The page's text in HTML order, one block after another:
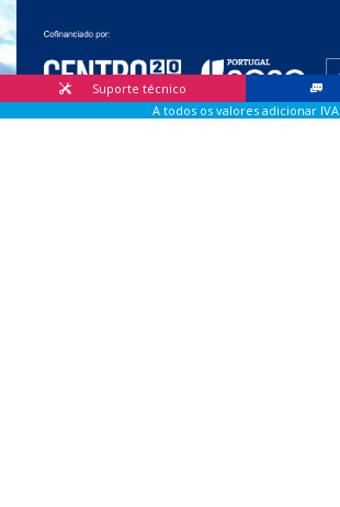
Suporte técnico
A todos os valores adicionar IVA